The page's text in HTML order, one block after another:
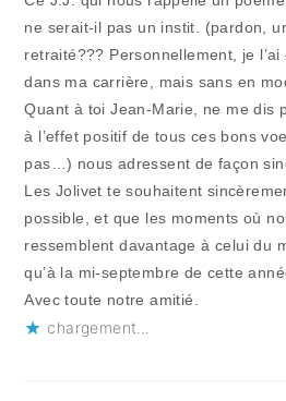
ne serait-il pas un instit. (pardon,
retraité??? Personnellement, je
dans ma carrière, mais sans en
Quant à toi Jean-Marie, ne me dis
à l’effet positif de tous ces bons
pas…) nous adressent de façon
Les Jolivet te souhaitent
possible, et que les moments où
ressemblent davantage à celui du
qu’à la mi-septembre de cette
Avec toute notre amitié.
chargement…